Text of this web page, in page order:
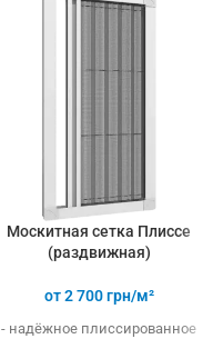
Москитная сетка Плиссе
(раздвижная)
от 2 700грн/м²
- надёжное плиссированное